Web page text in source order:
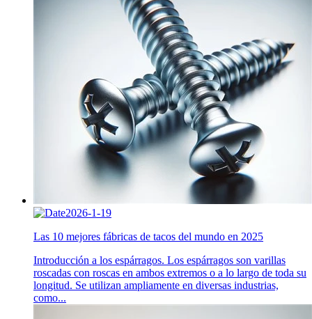
2026-1-19
Las 10 mejores fábricas de tacos del mundo en 2025
Introducción a los espárragos. Los espárragos son varillas
roscadas con roscas en ambos extremos o a lo largo de toda su
longitud. Se utilizan ampliamente en diversas industrias,
como...